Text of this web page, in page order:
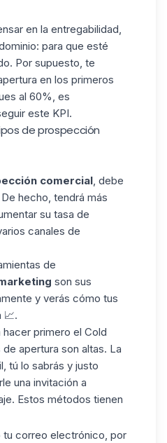
en la entregabilidad,
para que esté
Por supuesto, te
en los primeros
al 60%, es
este KPI.
de prospección
comercial , debe
hecho, tendrá más
su tasa de
canales de
de
son sus
y verás cómo tus
📈.
primero el Cold
apertura son altas. La
tú lo sabrás y justo
una invitación a
Estos métodos tienen
tu correo electrónico, por